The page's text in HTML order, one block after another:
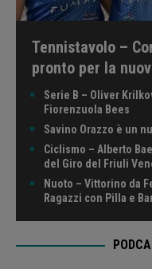
Tennistavolo –
pronto per la
Serie B – Oliver
Fiorenzuola Bees
Savino Orazzo è un
Ciclismo – Alberto
del Giro del Friuli
Nuoto – Vittorino da
Ragazzi con Pilla e